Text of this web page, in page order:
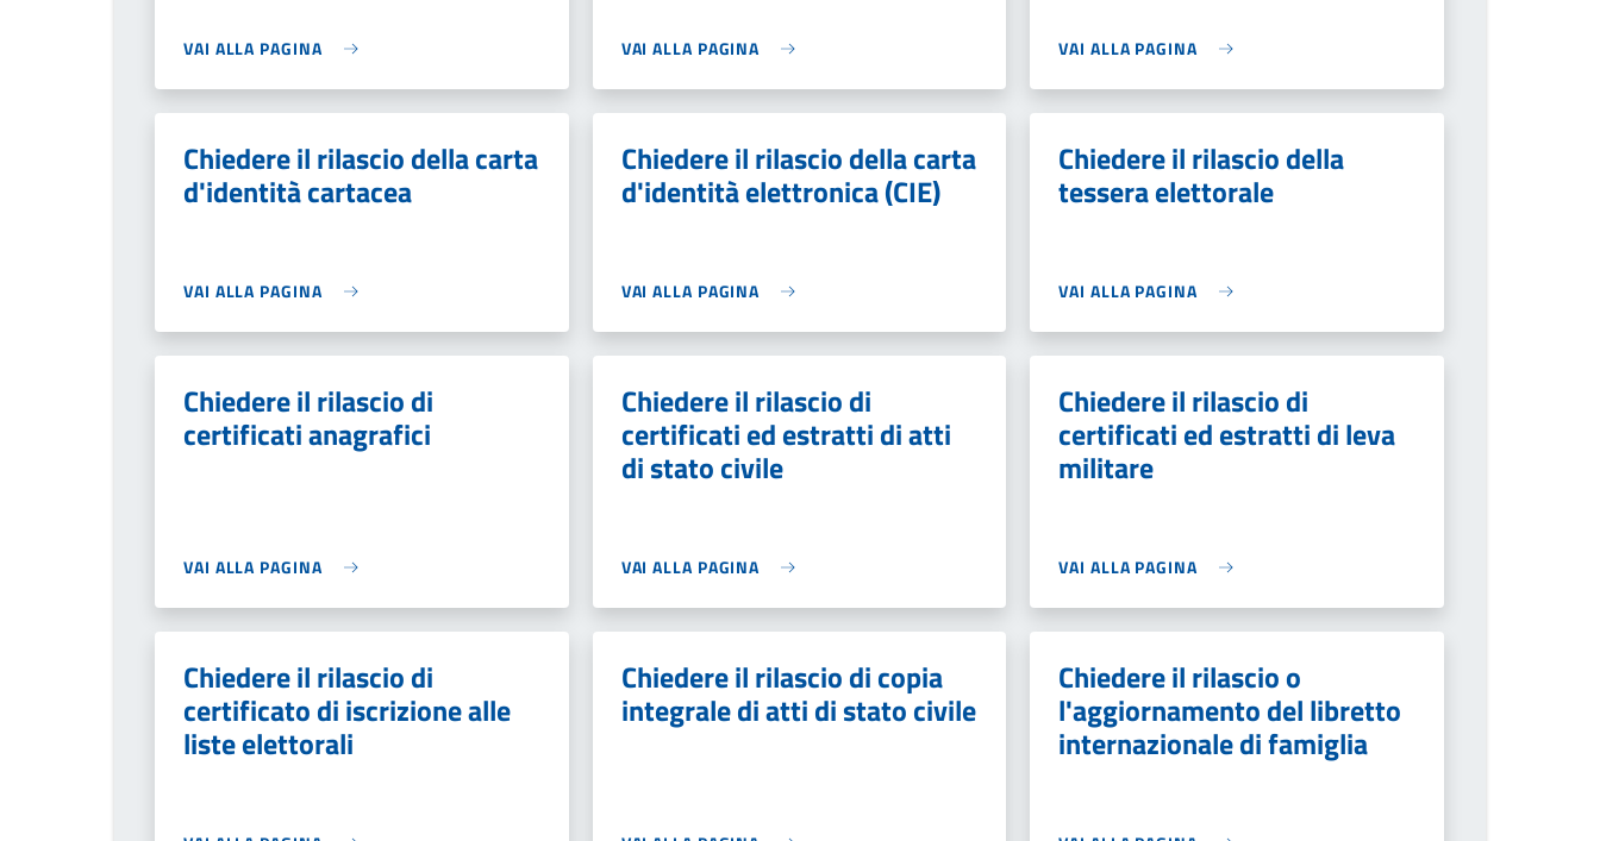
VAI ALLA PAGINA VAI ALLA PAGINA VAI ALLA PAGINA
Chiedere il rilascio della carta
d'identità cartacea
VAI ALLA PAGINA
Chiedere il rilascio della carta
d'identità elettronica (CIE)
VAI ALLA PAGINA
Chiedere il rilascio della
tessera elettorale
VAI ALLA PAGINA
Chiedere il rilascio di
certificati anagrafici
VAI ALLA PAGINA
Chiedere il rilascio di
certificati ed estratti di atti
di stato civile
VAI ALLA PAGINA
Chiedere il rilascio di
certificati ed estratti di leva
militare
VAI ALLA PAGINA
Chiedere il rilascio di
certificato di iscrizione alle
liste elettorali
Chiedere il rilascio di copia
integrale di atti di stato civile
Chiedere il rilascio o
l'aggiornamento del libretto
internazionale di famiglia